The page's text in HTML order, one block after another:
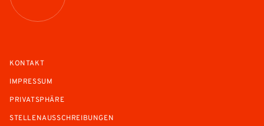
KONTAKT
IMPRESSUM
PRIVATSPHÄRE
STELLENAUSSCHREIBUNGEN